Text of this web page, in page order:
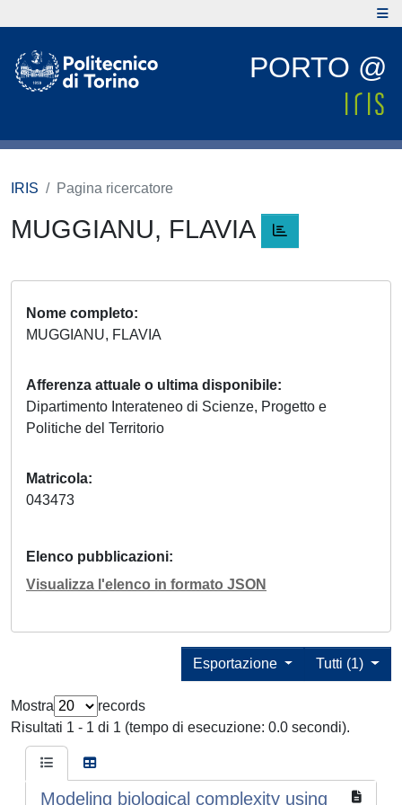
PORTO @
IRIS Pagina ricercatore
MUGGIANU, FLAVIA
Nome completo
MUGGIANU, FLAVIA
Afferenza attuale o ultima disponibile
Dipartimento Interateneo di Scienze, Progetto e
Politiche del Territorio
Matricola
043473
Elenco pubblicazioni
Visualizza l'elenco in formato JSON
Tutti (1)
Esportazione
Mostra
records
Risultati 1 - 1 di 1 (tempo di esecuzione: 0.0 secondi).
Modeling biological complexity using